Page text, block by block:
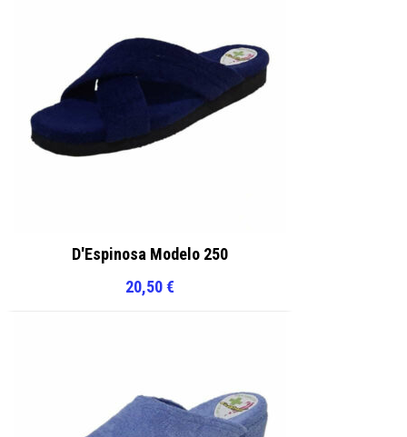
D'Espinosa Modelo 250
20,50€